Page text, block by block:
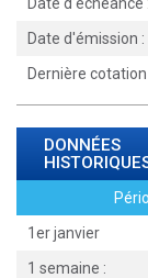
Date d'émission :
Dernière cotation
DONNÉES
1er janvier
1 semaine :